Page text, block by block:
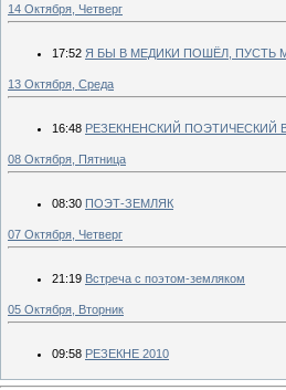
14 Октября, Четверг
17:52 Я БЫ В МЕДИКИ ПОШЁЛ, ПУСТЬ
13 Октября, Среда
16:48 РЕЗЕКНЕНСКИЙ ПОЭТИЧЕСКИЙ
08 Октября, Пятница
08:30 ПОЭТ-ЗЕМЛЯК
07 Октября, Четверг
21:19 Встреча с поэтом-земляком
05 Октября, Вторник
09:58 РЕЗЕКНЕ 2010